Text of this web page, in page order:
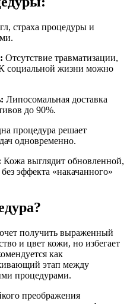
страха процедуры и
Отсутствие травматизации,
социальной жизни можно
Липосомальная доставка
до 90%.
процедура решает
одновременно.
Кожа выглядит обновленной,
эффекта «накачанного»
получить выраженный
и цвет кожи, но избегает
как
этап между
процедурами.
преображения